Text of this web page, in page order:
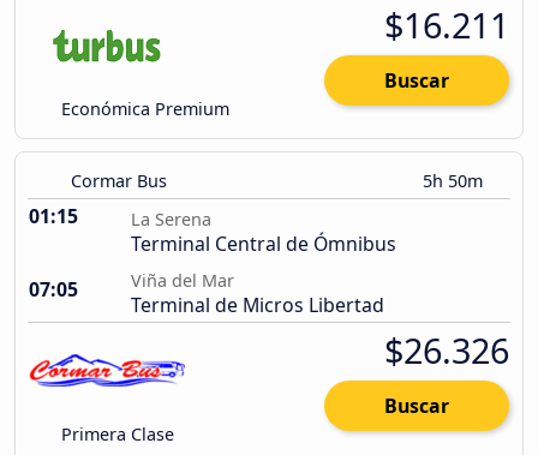
Económica Premium
$16.211
Buscar
Cormar Bus 5h 50m
01:15 La Serena
Terminal Central de Ómnibus
07:05
Viña del Mar
Terminal de Micros Libertad
Primera Clase
$26.326
Buscar